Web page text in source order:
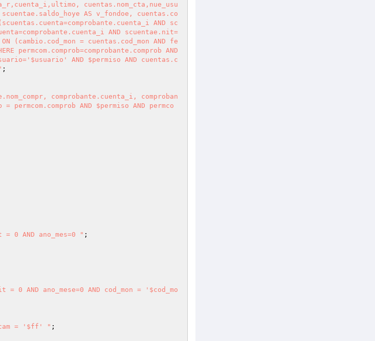
cuentas.nom_cta,nue_usu
AS v_fondoe, cuentas.co
AND sc
AND scuentae.nit=
(cambio.cod_mon = cuentas.cod_mon AND fe
permcom.comprob=comprobante.comprob AND
AND $permiso AND cuentas.c
;
comprobante.cuenta_i, comproban
permcom.comprob AND $permiso AND permco
= 0 AND ano_mes=0 "
0 AND ano_mese=0 AND cod_mon = '$cod_mo
= '$ff' "